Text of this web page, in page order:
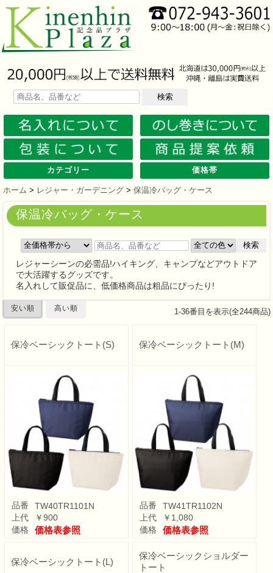
検索
カテゴリー
文房具
メモ・ふせん
ノート・ノートカバー
ファイル・ホルダー
収納ケース・ペンケース
カード・パス・名刺ケース
印鑑・スタンプ
マグネット
電卓
キーホルダー
ルーペ
デスク周りグッズ
その他
筆記具 単色ボールペン
多色・多機能ペン
国内メーカー筆記具
高級筆記具
マーカー・色鉛筆・クレヨン
シャープペン
万年筆
その他
防災グッズ ライト
電池不要！防災用品
ラジオ
ブランケット・シート
携帯充電可能グッズ
非常食
防災セット
その他
防犯グッズ
インテリア フォトフレーム
アロマディフューザー
ライト・キャンドル
インテリア小物
クッション・チェア
キッチン 水回り
スチーマー・鍋
調理用品
保存用品
キッチン家電
タイマー
はかり・スケール
その他
時計 置時計・目覚し時計
壁掛時計
多機能時計
電波時計
腕時計・ストップウォッチ
その他
バッグ・財布 トートバッグ
ポーチ・巾着
エコバッグ
保温冷バッグ
レジカゴバッグ
財布
同柄シリーズ
その他
ファンシー雑貨 玩具
アニマルキャラクター
スイーツモチーフ
アクセサリー
お守・縁起物
その他
レジャー・ガーデニング 保温冷バッグ・ケース
水筒・ボトル・タンブラー
ランチボックス
シート・クッション・チェアー
ドライブ・トラベル
ライト・ツール
ガーデニング用品
夏グッズ
その他
家庭用品 紙製品
掃除用品
洗濯用品
生活家電
便利グッズ
セット商品・ギフト商品
メディカル用品
うちわ・扇子
カイロ・湯たんぽ
その他
テーブルウェア 陶磁器
カップ・湯呑
ガラス製品
おはし類・カトラリー
タンブラー
その他
繊維製品 タオル
クロス・クリーナー
ブランケット
マフラー・スカーフ
衣類
その他
美容グッズ コスメグッズ
ミラー
ネイルケア
バスグッズ
その他
健康グッズ 体脂肪対策
マッサージ・リラックス
温湿度管理
歩数計
その他
傘・雨具 長傘
折りたたみ傘
晴雨兼用傘
レインコート・ポンチョ
その他
食品 お菓子類
ラーメン
うどん・そば
そうめん
麺類その他
お米・餅
調味料
飲み物
非常食
プチギフト
その他
カレンダー
スマホ・タブレット・PC関連 バッテリー&充電器
タッチペン
クリーナー
PC関連グッズ
スマホ関連グッズ
キャラクターグッズ 文房具
バッグ・財布
レジャー用品
テーブルウェア
繊維製品
その他
イベントツールキット 〜30人用
〜50人用
100人用〜
その他
価格帯
100円以下
101円～150円
151円～200円
201円～300円
301円～400円
401円～500円
501円～600円
601円～800円
801円～1000円
1001円～1500円
1501円～2000円
2001円～3000円
3001円～5000円
5001円以上
ホーム > レジャー・ガーデニング > 保温冷バッグ・ケース
保温冷バッグ・ケース
検索
レジャーシーンの必需品!ハイキング、キャンプなどアウトドア
で大活躍するグッズです。
名入れして販促品に、低価格商品は粗品にぴったり!
安い順 高い順 1-36番目を表示(全244商品)
保冷ベーシックトート(S)
品番
TW40TR1101N
上代
￥900
価格
価格表参照
保冷ベーシックトート(M)
品番
TW41TR1102N
上代
￥1,080
価格
価格表参照
保冷ベーシックトート(L)
保冷ベーシックショルダー
トート